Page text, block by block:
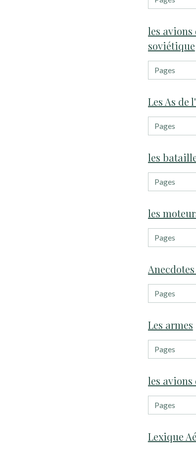
les avions
soviétique
Les As de
les
les
Les armes
les avions
Lexique